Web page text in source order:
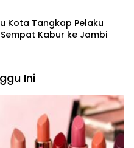
Kota Tangkap Pelaku
Kabur ke Jambi
Ini